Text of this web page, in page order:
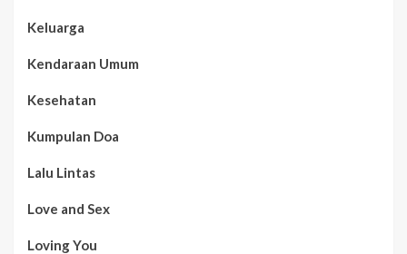
Keluarga
Kendaraan Umum
Kesehatan
Kumpulan Doa
Lalu Lintas
Love and Sex
Loving You